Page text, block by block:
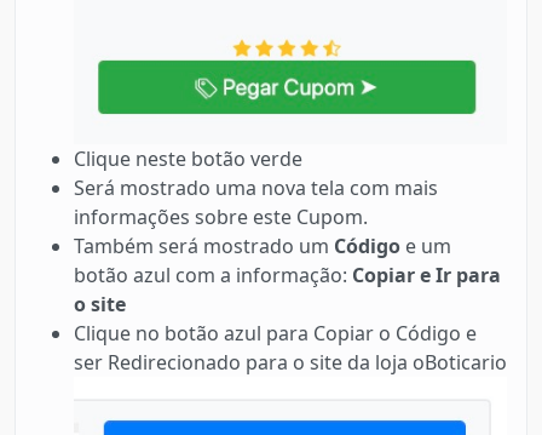
Clique neste botão verde
Será mostrado uma nova tela com mais
informações sobre este Cupom.
Também será mostrado um Código e um
botão azul com a informação: Copiar e Ir para
o site
Clique no botão azul para Copiar o Código e
ser Redirecionado para o site da loja oBoticario